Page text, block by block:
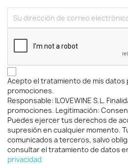
Acepto el tratamiento de mis datos
promociones.
Responsable: ILOVEWINE S.L.
promociones. Legitimación:
Puedes ejercer tus derechos de
supresión en cualquier momento.
comunicados a terceros, salvo
consultar el tratamiento de datos
privacidad